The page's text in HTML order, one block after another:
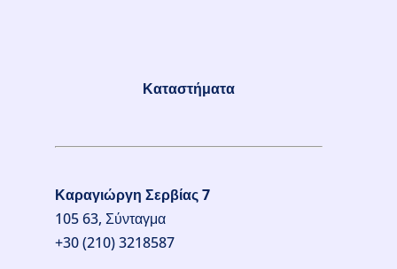
Καταστήματα
Καραγιώργη Σερβίας 7
105 63, Σύνταγμα
+30 (210) 3218587